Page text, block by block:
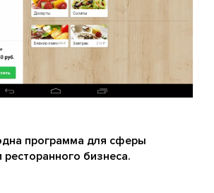
программа для сферы
бизнеса.